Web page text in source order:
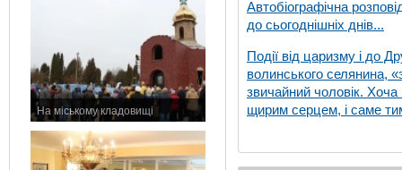
На міському кладовищі
Автобіографічна
до сьогоднішніх днів...
Події від царизму і до
волинського селянина,
звичайний чоловік. Хоча
щирим серцем, і саме